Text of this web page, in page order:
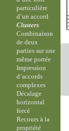
particulière
d’un accord
Clusters
Combinaison
de deux
parties sur une
même portée
Impression
d’accords
complexes
Décalage
horizontal
forcé
Recours à la
propriété